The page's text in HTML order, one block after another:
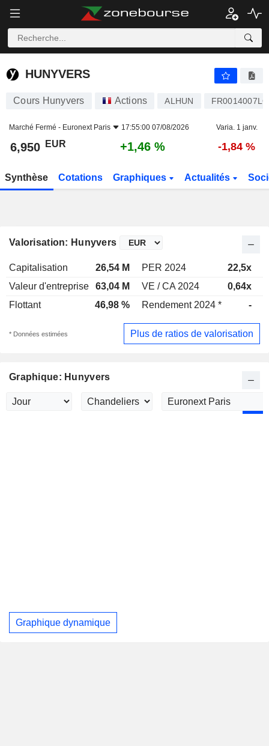
HUNYVERS
HUNYVERS
Cours Hunyvers Actions ALHUN
Marché Fermé - Euronext Paris 17:55:00 07/08/2026 Varia. 1 janv.
6,950 EUR +1,46 % -1,84 %
Synthèse Cotations Graphiques Actualités
Valorisation: Hunyvers
Capitalisation 26,54 M PER 2024 22,5x
Valeur d'entreprise
63,04 M VE / CA 2024 0,64x
Flottant
46,98 % Rendement 2024 * -
* Données estimées Plus de ratios de valorisation
Graphique: Hunyvers
Graphique dynamique